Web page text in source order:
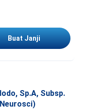
Buat Janji
Sp.A, Subsp.